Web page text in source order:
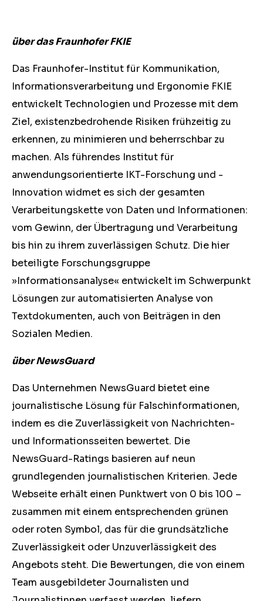
über das Fraunhofer FKIE
Das Fraunhofer-Institut für Kommunikation,
Informationsverarbeitung und Ergonomie FKIE
entwickelt Technologien und Prozesse mit dem
Ziel, existenzbedrohende Risiken frühzeitig zu
erkennen, zu minimieren und beherrschbar zu
machen. Als führendes Institut für
anwendungsorientierte IKT-Forschung und -
Innovation widmet es sich der gesamten
Verarbeitungskette von Daten und Informationen:
vom Gewinn, der Übertragung und Verarbeitung
bis hin zu ihrem zuverlässigen Schutz. Die hier
beteiligte Forschungsgruppe
»Informationsanalyse« entwickelt im Schwerpunkt
Lösungen zur automatisierten Analyse von
Textdokumenten, auch von Beiträgen in den
Sozialen Medien.
über NewsGuard
Das Unternehmen NewsGuard bietet eine
journalistische Lösung für Falschinformationen,
indem es die Zuverlässigkeit von Nachrichten-
und Informationsseiten bewertet. Die
NewsGuard-Ratings basieren auf neun
grundlegenden journalistischen Kriterien. Jede
Webseite erhält einen Punktwert von 0 bis 100 –
zusammen mit einem entsprechenden grünen
oder roten Symbol, das für die grundsätzliche
Zuverlässigkeit oder Unzuverlässigkeit des
Angebots steht. Die Bewertungen, die von einem
Team ausgebildeter Journalisten und